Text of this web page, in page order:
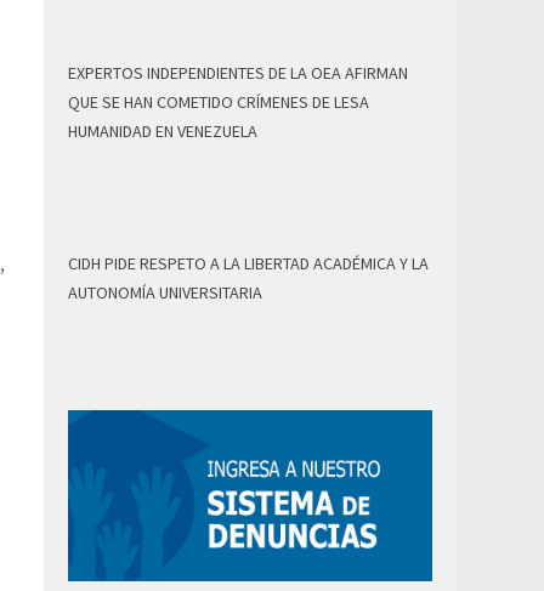
,
EXPERTOS INDEPENDIENTES DE LA OEA AFIRMAN
QUE SE HAN COMETIDO CRÍMENES DE LESA
HUMANIDAD EN VENEZUELA
CIDH PIDE RESPETO A LA LIBERTAD ACADÉMICA Y LA
AUTONOMÍA UNIVERSITARIA